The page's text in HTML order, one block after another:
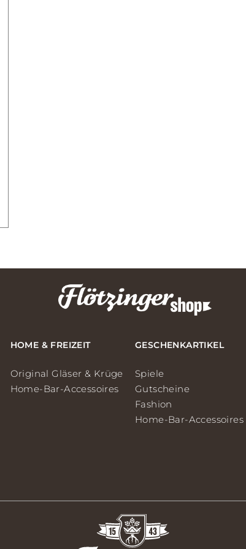
HOME & FREIZEIT
Original Gläser & Krüge
Home-Bar-Accessoires
GESCHENKARTIKEL
Spiele
Gutscheine
Fashion
Home-Bar-Accessoires